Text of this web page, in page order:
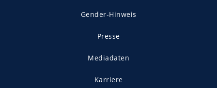
Gender-Hinweis
Presse
Mediadaten
Karriere